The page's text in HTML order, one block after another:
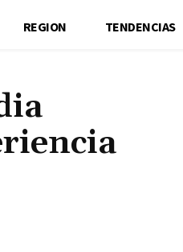
REGION TENDENCIAS